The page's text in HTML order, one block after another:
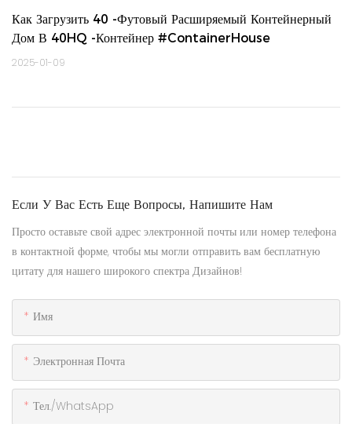
Как Загрузить 40 -футовый Расширяемый Контейнерный
Дом В 40HQ -контейнер #ContainerHouse
2025-01-09
Если У Вас Есть Еще Вопросы, Напишите Нам
Просто оставьте свой адрес электронной почты или номер телефона
в контактной форме, чтобы мы могли отправить вам бесплатную
цитату для нашего широкого спектра Дизайнов!
Имя
Электронная Почта
Тел./WhatsApp